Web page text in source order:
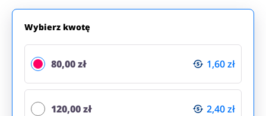
Wybierz kwotę
80,00 zł 1,60 zł
120,00 zł 2,40 zł